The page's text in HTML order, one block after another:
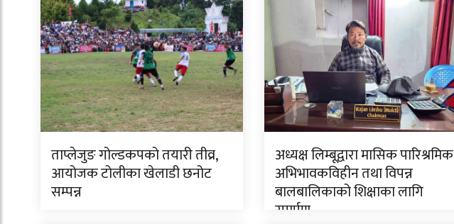
ताप्लेजुङ गोल्डकपको तयारी तीव्र,
आयोजक टोलीका खेलाडी छनोट
सम्पन्न
अध्यक्ष लिम्बूद्वारा मासिक पारिश्रमिक
अभिभावकविहीन तथा विपन्न
बालबालिकाको शिक्षाका लागि
समर्पण